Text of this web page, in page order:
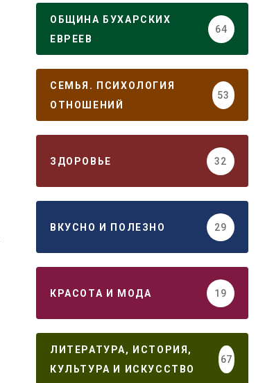
ОБЩИНА БУХАРСКИХ
ЕВРЕЕВ
64
СЕМЬЯ. ПСИХОЛОГИЯ
ОТНОШЕНИЙ
53
ЗДОРОВЬЕ 32
ВКУСНО И ПОЛЕЗНО 29
КРАСОТА И МОДА 19
ЛИТЕРАТУРА, ИСТОРИЯ,
КУЛЬТУРА И ИСКУССТВО
67